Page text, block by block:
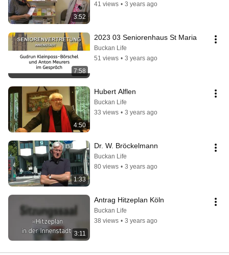
3:52
41 views • 3 years ago
7:58
2023 03 Seniorenhaus St Maria
Buckan Life
51 views • 3 years ago
4:50
Hubert Alflen
Buckan Life
33 views • 3 years ago
1:33
Dr. W. Bröckelmann
Buckan Life
80 views • 3 years ago
3:11
Antrag Hitzeplan Köln
Buckan Life
38 views • 3 years ago